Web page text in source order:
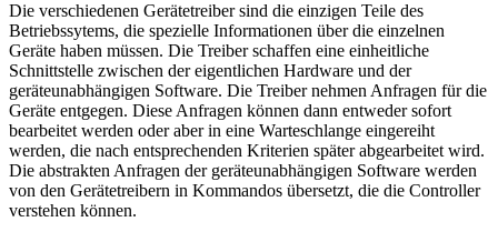
Die verschiedenen Gerätetreiber sind die einzigen Teile des
Betriebssytems, die spezielle Informationen über die einzelnen
Geräte haben müssen. Die Treiber schaffen eine einheitliche
Schnittstelle zwischen der eigentlichen Hardware und der
geräteunabhängigen Software. Die Treiber nehmen Anfragen für die
Geräte entgegen. Diese Anfragen können dann entweder sofort
bearbeitet werden oder aber in eine Warteschlange eingereiht
werden, die nach entsprechenden Kriterien später abgearbeitet wird.
Die abstrakten Anfragen der geräteunabhängigen Software werden
von den Gerätetreibern in Kommandos übersetzt, die die Controller
verstehen können.